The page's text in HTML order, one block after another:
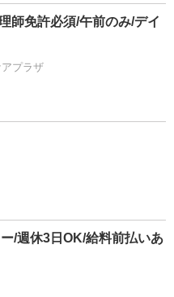
師免許必須/午前のみ/デイ
プラザ
/週休3日OK/給料前払いあ